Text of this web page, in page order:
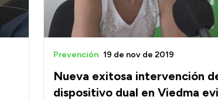
Nueva exitosa intervención
dispositivo dual en Viedma
Prevención 19 de nov de 2019